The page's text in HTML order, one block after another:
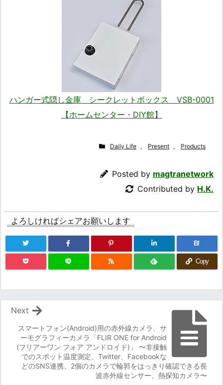
ハンガー式隠し金庫 シークレットボックス VSB-0001
【ホームセンター・DIY館】
Daily Life , Present , Products
Posted by magtranetwork
Contributed by H.K.
よろしければシェアお願いします
B!
Copy
スマートフォン(Android)用の赤外線カメラ、サ
ーモグラフィーカメラ「FLIR ONE for Android
(フリアーワン フォア アンドロイド)」 〜非接触
でのスポット温度測定、Twitter、Facebookな
どのSNS連携、2個のカメラで輪郭をはっきり確認できる長
波赤外線センサー、熱探知カメラ〜
Next